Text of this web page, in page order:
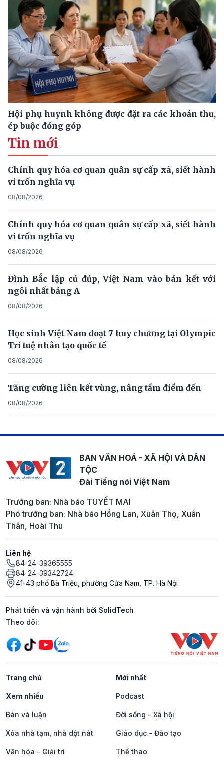
Hội phụ huynh không được đặt ra các khoản thu,
ép buộc đóng góp
Tin mới
Chính quy hóa cơ quan quân sự cấp xã, siết hành
vi trốn nghĩa vụ
08/08/2026
Chính quy hóa cơ quan quân sự cấp xã, siết hành
vi trốn nghĩa vụ
08/08/2026
Đình Bắc lập cú đúp, Việt Nam vào bán kết với
ngôi nhất bảng A
08/08/2026
Học sinh Việt Nam đoạt 7 huy chương tại Olympic
Trí tuệ nhân tạo quốc tế
08/08/2026
Tăng cường liên kết vùng, nâng tầm điểm đến
08/08/2026
BAN VĂN HOÁ - XÃ HỘI VÀ DÂN
TỘC
Đài Tiếng nói Việt Nam
Trưởng ban: Nhà báo TUYẾT MAI
Phó trưởng ban: Nhà báo Hồng Lan, Xuân Thọ, Xuân
Thân, Hoài Thu
Liên hệ
84-24-39365555
84-24-39342724
41-43 phố Bà Triệu, phường Cửa Nam, TP. Hà Nội
Phát triển và vận hành bởi SolidTech
Mạng xã hội
Theo dõi:
Trang chủ Mới nhất
Xem nhiều Podcast
Bàn và luận Đời sống - Xã hội
Xóa nhà tạm, nhà dột nát Giáo dục - Đào tạo
Văn hóa - Giải trí Thể thao